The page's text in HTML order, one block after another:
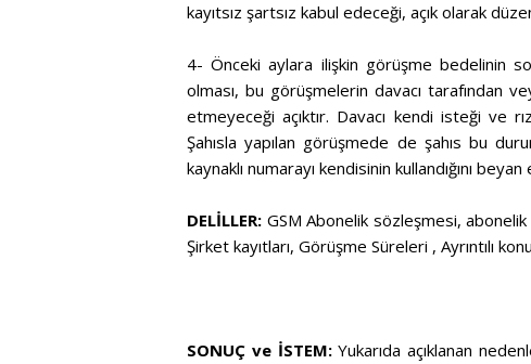
kayıtsız şartsız kabul edeceği, açık olarak
4- Önceki aylara ilişkin görüşme bedelinin
olması, bu görüşmelerin davacı tarafından
etmeyeceği açıktır. Davacı kendi isteği ve
Şahısla yapılan görüşmede de şahıs bu
kaynaklı numarayı kendisinin kullandığını
DELİLLER: GSM Abonelik sözleşmesi,
Şirket kayıtları, Görüşme Süreleri , Ayrıntılı
SONUÇ ve İSTEM:Yukarıda açıklanan